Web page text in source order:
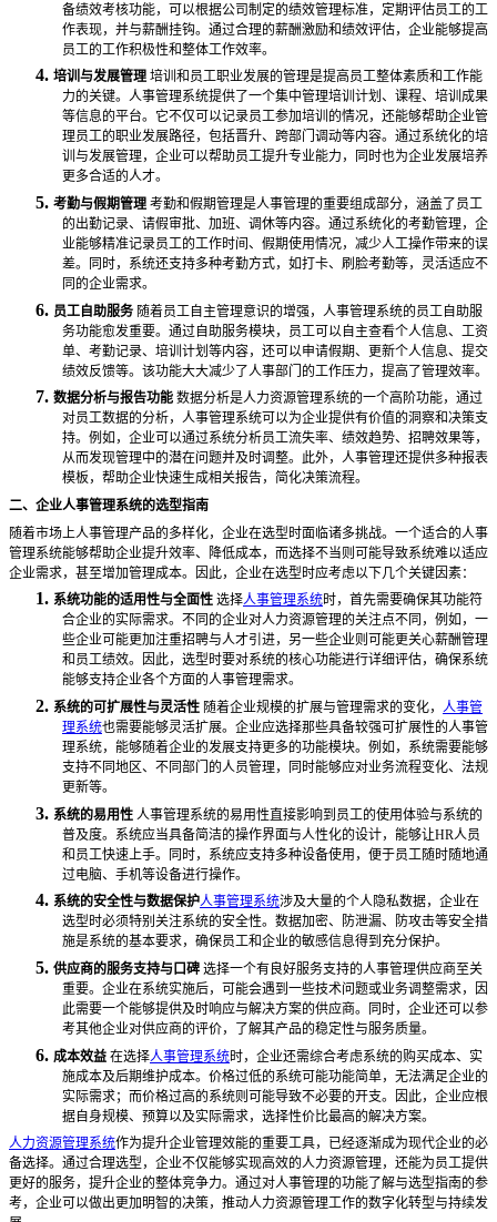
备绩效考核功能，可以根据公司制定的绩效管理标准，定期评估员工的工
作表现，并与薪酬挂钩。通过合理的薪酬激励和绩效评估，企业能够提高
员工的工作积极性和整体工作效率。
4. 培训与发展管理 培训和员工职业发展的管理是提高员工整体素质和工作能
力的关键。 人事管理系统提供了一个集中管理培训计划、课程、培训成果
等信息的平台。它不仅可以记录员工参加培训的情况，还能够帮助企业管
理员工的职业发展路径，包括晋升、跨部门调动等内容。通过系统化的培
训与发展管理，企业可以帮助员工提升专业能力，同时也为企业发展培养
更多合适的人才。
5. 考勤与假期管理 考勤和假期管理是人事管理的重要组成部分，涵盖了员工
的出勤记录、请假审批、加班、调休等内容。通过系统化的考勤管理，企
业能够精准记录员工的工作时间、假期使用情况，减少人工操作带来的误
差。同时，系统还支持多种考勤方式，如打卡、刷脸考勤等，灵活适应不
同的企业需求。
6. 员工自助服务 随着员工自主管理意识的增强， 人事管理系统的员工自助服
务功能愈发重要。通过自助服务模块，员工可以自主查看个人信息、工资
单、考勤记录、培训计划等内容，还可以申请假期、更新个人信息、提交
绩效反馈等。该功能大大减少了人事部门的工作压力，提高了管理效率。
7. 数据分析与报告功能 数据分析是人力资源管理系统的一个高阶功能，通过
对员工数据的分析， 人事管理系统可以为企业提供有价值的洞察和决策支
持。例如，企业可以通过系统分析员工流失率、绩效趋势、招聘效果等，
从而发现管理中的潜在问题并及时调整。此外， 人事管理还提供多种报表
模板，帮助企业快速生成相关报告，简化决策流程。
二、企业人事管理系统的选型指南
随着市场上人事管理产品的多样化，企业在选型时面临诸多挑战。一个适合的人事
管理系统能够帮助企业提升效率、降低成本，而选择不当则可能导致系统难以适应
企业需求，甚至增加管理成本。因此，企业在选型时应考虑以下几个关键因素：
1. 系统功能的适用性与全面性 选择人事管理系统时，首先需要确保其功能符
合企业的实际需求。不同的企业对人力资源管理的关注点不同，例如，一
些企业可能更加注重招聘与人才引进，另一些企业则可能更关心薪酬管理
和员工绩效。因此，选型时要对系统的核心功能进行详细评估，确保系统
能够支持企业各个方面的人事管理需求。
2. 系统的可扩展性与灵活性 随着企业规模的扩展与管理需求的变化， 人事管
理系统也需要能够灵活扩展。企业应选择那些具备较强可扩展性的人事管
理系统，能够随着企业的发展支持更多的功能模块。例如，系统需要能够
支持不同地区、不同部门的人员管理，同时能够应对业务流程变化、法规
更新等。
3. 系统的易用性 人事管理系统的易用性直接影响到员工的使用体验与系统的
普及度。系统应当具备简洁的操作界面与人性化的设计，能够让HR人员
和员工快速上手。同时，系统应支持多种设备使用，便于员工随时随地通
过电脑、手机等设备进行操作。
4. 系统的安全性与数据保护人事管理系统涉及大量的个人隐私数据，企业在
选型时必须特别关注系统的安全性。数据加密、防泄漏、防攻击等安全措
施是系统的基本要求，确保员工和企业的敏感信息得到充分保护。
5. 供应商的服务支持与口碑 选择一个有良好服务支持的人事管理供应商至关
重要。企业在系统实施后，可能会遇到一些技术问题或业务调整需求，因
此需要一个能够提供及时响应与解决方案的供应商。同时，企业还可以参
考其他企业对供应商的评价，了解其产品的稳定性与服务质量。
6. 成本效益 在选择人事管理系统时，企业还需综合考虑系统的购买成本、实
施成本及后期维护成本。价格过低的系统可能功能简单，无法满足企业的
实际需求；而价格过高的系统则可能导致不必要的开支。因此，企业应根
据自身规模、预算以及实际需求，选择性价比最高的解决方案。
人力资源管理系统作为提升企业管理效能的重要工具，已经逐渐成为现代企业的必
备选择。通过合理选型，企业不仅能够实现高效的人力资源管理，还能为员工提供
更好的服务，提升企业的整体竞争力。通过对人事管理的功能了解与选型指南的参
考，企业可以做出更加明智的决策，推动人力资源管理工作的数字化转型与持续发